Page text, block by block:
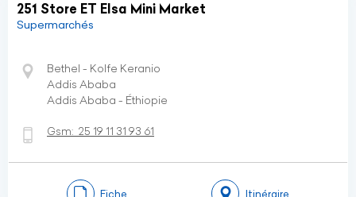
251 Store ET Elsa Mini Market
Supermarchés
Bethel - Kolfe Keranio
Addis Ababa
Addis Ababa - Éthiopie
Gsm: 25 19 11 31 93 61
Fiche Itinéraire